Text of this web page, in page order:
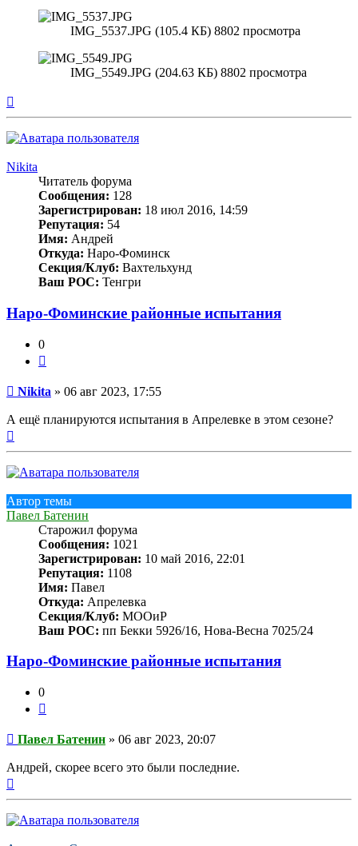
IMG_5537.JPG (105.4 КБ) 8802 просмотра
IMG_5549.JPG (204.63 КБ) 8802 просмотра
Nikita
Читатель форума
Сообщения: 128
Зарегистрирован: 18 июл 2016, 14:59
Репутация: 54
Имя: Андрей
Откуда: Наро-Фоминск
Секция/Клуб: Вахтельхунд
Ваш РОС: Тенгри
Наро-Фоминские районные испытания
0
Сообщение
Nikita » 06 авг 2023, 17:55
А ещё планируются испытания в Апрелевке в этом сезоне?
Автор темы
Павел Батенин
Старожил форума
Сообщения: 1021
Зарегистрирован: 10 май 2016, 22:01
Репутация: 1108
Имя: Павел
Откуда: Апрелевка
Секция/Клуб: МООиР
Ваш РОС: пп Бекки 5926/16, Нова-Весна 7025/24
Наро-Фоминские районные испытания
0
Сообщение
Павел Батенин » 06 авг 2023, 20:07
Андрей, скорее всего это были последние.